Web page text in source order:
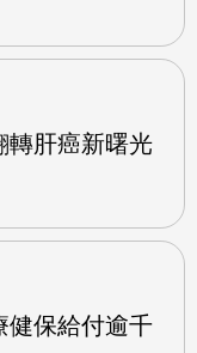
轉肝癌新曙光
健保給付逾千